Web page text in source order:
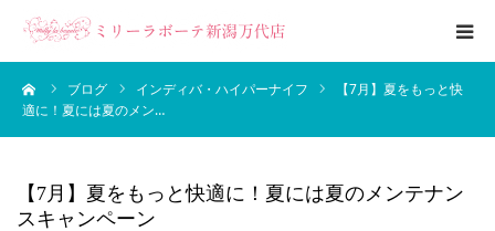
ブログ インディバ・ハイパーナイフ
【7月】夏をもっと快
適に！夏には夏のメン…
【7月】夏をもっと快適に！夏には夏のメンテナン
スキャンペーン
エステメニュー
ブログ